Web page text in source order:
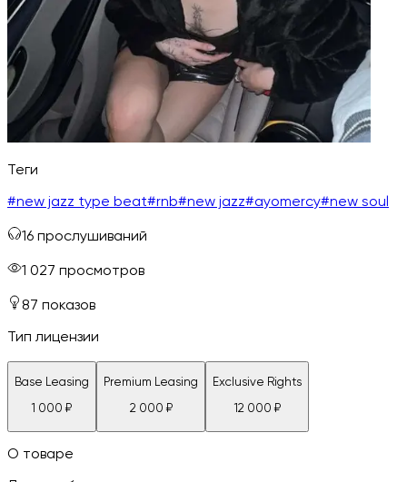
Теги
#new jazz type beat#rnb#new jazz#ayomercy#new soul
16 прослушиваний
1 027 просмотров
87 показов
Тип лицензии
Base Leasing
1 000 ₽
Premium Leasing
2 000 ₽
Exclusive Rights
12 000 ₽
О товаре